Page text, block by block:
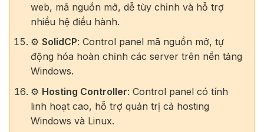
web, mã nguồn mở, dễ tùy chỉnh và hỗ trợ
nhiều hệ điều hành.
⚙️ SolidCP: Control panel mã nguồn mở, tự
động hóa hoàn chỉnh các server trên nền tảng
Windows.
⚙️ Hosting Controller: Control panel có tính
linh hoạt cao, hỗ trợ quản trị cả hosting
Windows và Linux.